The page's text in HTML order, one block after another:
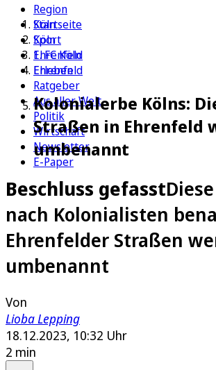
Region
Köln
Sport
1. FC Köln
Erleben
Ratgeber
Aus aller Welt
Politik
Wirtschaft
Newsletter
E-Paper
Startseite
Köln
Ehrenfeld
Ehrenfeld
Kolonialerbe Kölns:
Straßen in Ehrenfeld
umbenannt
Beschluss gefasst
nach Kolonialisten
Ehrenfelder Straßen
umbenannt
Von
Lioba Lepping
18.12.2023, 10:32 Uhr
2 min